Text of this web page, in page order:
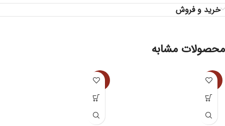
خرید و فروش
محصولات مشابه
-16%
-13%